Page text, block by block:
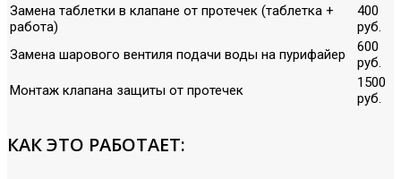
Замена таблетки в клапане от протечек (таблетка +
работа)
400
руб.
Замена шарового вентиля подачи воды на пурифайер
600
руб.
Монтаж клапана защиты от протечек
1500
руб.
КАК ЭТО РАБОТАЕТ: